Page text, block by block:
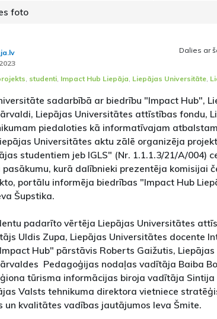
foto
Dalies ar
studenti Impact Hub Liepāja Liepājas Universitāte
sadarbībā ar biedrību "Impact Hub",
Liepājas Universitātes attīstības fondu,
piedaloties kā informatīvajam
Universitātes aktu zālē organizēja
studentiem jeb IGLS" (Nr. 1.1.1.3/21/A/004)
pasākumu, kurā dalībnieki prezentēja komisijai
portālu informēja biedrības "Impact Hub
Šupstika.
padarīto vērtēja Liepājas Universitātes
Uldis Zupa, Liepājas Universitātes docente
Hub" pārstāvis Roberts Gaižutis,
Pedagoģijas nodaļas vadītāja Baiba
tūrisma informācijas biroja vadītāja Sintija
Valsts tehnikuma direktora vietniece
un kvalitātes vadības jautājumos Ieva Šmite.